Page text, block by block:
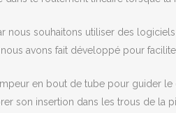
souhaitons utiliser des
avons fait développé pour
en bout de tube pour guider
son insertion dans les trous de